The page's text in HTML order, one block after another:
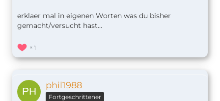
erklaer mal in eigenen Worten was du bisher
gemacht/versucht hast...
1
phil1988
Fortgeschrittener